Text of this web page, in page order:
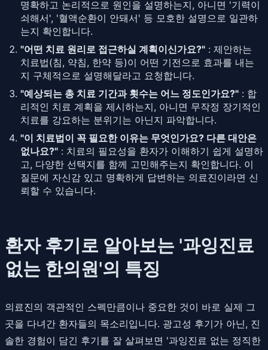
명확하고 논리적으로 원인을 설명하는지, 아니면 '기력이
쇠해서', '혈액순환이 안돼서' 등 모호한 설명으로 일관하
는지 확인합니다.
"어떤 치료 원리로 접근하실 계획이신가요?" : 제안하는
치료법(침, 약침, 한약 등)이 어떤 기전으로 효과를 내는
지 구체적으로 설명해달라고 요청합니다.
"예상되는 총 치료 기간과 횟수는 어느 정도인가요?" : 합
리적인 치료 계획을 제시하는지, 아니면 무작정 장기적인
치료를 강요하는 분위기는 아닌지 파악합니다.
"이 치료법이 꼭 필요한 이유는 무엇인가요? 다른 대안은
없나요?" : 치료의 필요성을 환자가 이해하기 쉽게 설명하
고, 다양한 선택지를 함께 고민해주는지 확인합니다. 이
질문에 자신감 있고 명확하게 답변하는 의료진이라면 신
뢰할 수 있습니다.
환자 후기로 알아보는 '과잉진료
없는 한의원'의 특징
의료진의 객관적인 스펙만큼이나 중요한 것이 바로 실제 그
곳을 다녀간 환자들의 목소리입니다. 광고성 후기가 아닌, 진
솔한 경험이 담긴 후기를 잘 살펴보면 '과잉진료 없는 정직한